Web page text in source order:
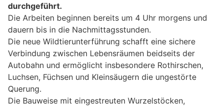
durchgeführt.
Die Arbeiten beginnen bereits um 4 Uhr morgens und
dauern bis in die Nachmittagsstunden.
Die neue Wildtierunterführung schafft eine sichere
Verbindung zwischen Lebensräumen beidseits der
Autobahn und ermöglicht insbesondere Rothirschen,
Luchsen, Füchsen und Kleinsäugern die ungestörte
Querung.
Die Bauweise mit eingestreuten Wurzelstöcken,